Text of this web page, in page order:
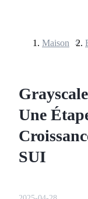
Maison >
Une
SUI